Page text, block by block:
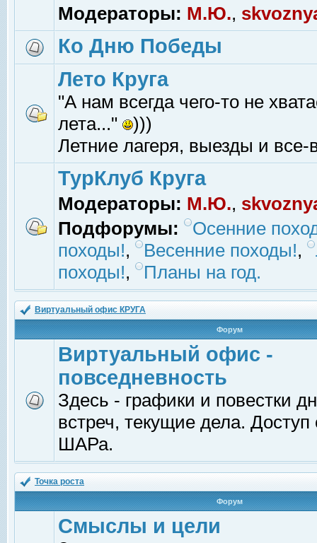
Модераторы: М.Ю.,
Ко Дню Победы
Лето Круга
"А нам всегда чего-то не
лета..."
)))
Летние лагеря, выезды и все-
ТурКлуб Круга
Модераторы: М.Ю.,
Подфорумы:
Осенние
походы!, Весенние походы!,
походы!, Планы на год.
Виртуальный офис КРУГА
Форум
Виртуальный офис -
повседневность
Здесь - графики и повестки
встреч, текущие дела.
ШАРа.
Точка роста
Форум
Смыслы и цели